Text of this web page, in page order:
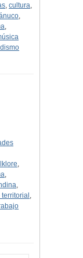
,cultura,
,
,
,
,
,
,